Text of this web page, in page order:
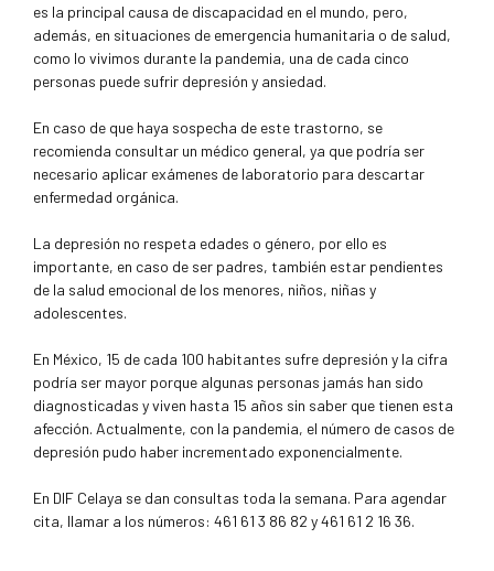
es la principal causa de discapacidad en el mundo, pero,
además, en situaciones de emergencia humanitaria o de salud,
como lo vivimos durante la pandemia, una de cada cinco
personas puede sufrir depresión y ansiedad.
En caso de que haya sospecha de este trastorno, se
recomienda consultar un médico general, ya que podría ser
necesario aplicar exámenes de laboratorio para descartar
enfermedad orgánica.
La depresión no respeta edades o género, por ello es
importante, en caso de ser padres, también estar pendientes
de la salud emocional de los menores, niños, niñas y
adolescentes.
En México, 15 de cada 100 habitantes sufre depresión y la cifra
podría ser mayor porque algunas personas jamás han sido
diagnosticadas y viven hasta 15 años sin saber que tienen esta
afección. Actualmente, con la pandemia, el número de casos de
depresión pudo haber incrementado exponencialmente.
En DIF Celaya se dan consultas toda la semana. Para agendar
cita, llamar a los números: 461 61 3 86 82 y 461 61 2 16 36.